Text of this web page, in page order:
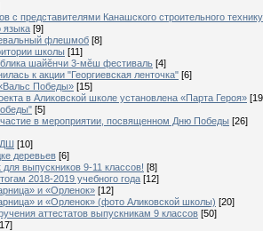
с представителями Канашского строительного
языка [9]
флешмоб [8]
школы [11]
шайĕнчи 3-мĕш фестиваль [4]
к акции "Георгиевская ленточка" [6]
Победы» [15]
в Аликовской школе установлена «Парта Героя»
[5]
в мероприятии, посвященном Дню Победы [26]
[10]
деревьев [6]
выпускников 9-11 классов! [8]
2018-2019 учебного года [12]
и «Орленок» [12]
и «Орленок» (фото Аликовской школы) [20]
аттестатов выпускникам 9 классов [50]